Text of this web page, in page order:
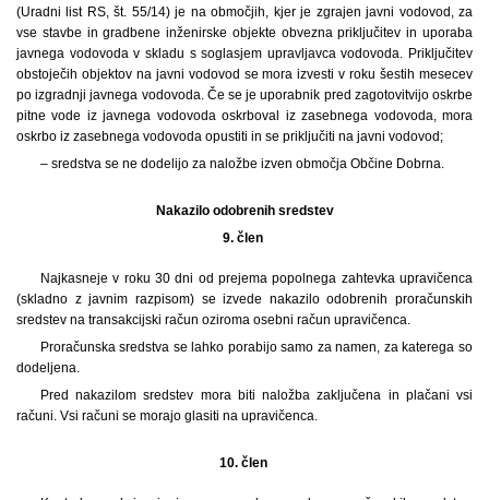
(Uradni list RS, št. 55/14) je na območjih, kjer je zgrajen javni vodovod, za
vse stavbe in gradbene inženirske objekte obvezna priključitev in uporaba
javnega vodovoda v skladu s soglasjem upravljavca vodovoda. Priključitev
obstoječih objektov na javni vodovod se mora izvesti v roku šestih mesecev
po izgradnji javnega vodovoda. Če se je uporabnik pred zagotovitvijo oskrbe
pitne vode iz javnega vodovoda oskrboval iz zasebnega vodovoda, mora
oskrbo iz zasebnega vodovoda opustiti in se priključiti na javni vodovod;
– sredstva se ne dodelijo za naložbe izven območja Občine Dobrna.
Nakazilo odobrenih sredstev
9. člen
Najkasneje v roku 30 dni od prejema popolnega zahtevka upravičenca
(skladno z javnim razpisom) se izvede nakazilo odobrenih proračunskih
sredstev na transakcijski račun oziroma osebni račun upravičenca.
Proračunska sredstva se lahko porabijo samo za namen, za katerega so
dodeljena.
Pred nakazilom sredstev mora biti naložba zaključena in plačani vsi
računi. Vsi računi se morajo glasiti na upravičenca.
10. člen